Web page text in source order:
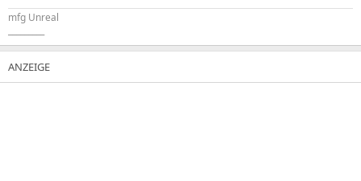
mfg Unreal